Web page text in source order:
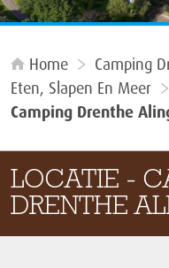
Home
Camping
Eten, Slapen En Meer
Camping Drenthe
LOCATIE -
DRENTHE